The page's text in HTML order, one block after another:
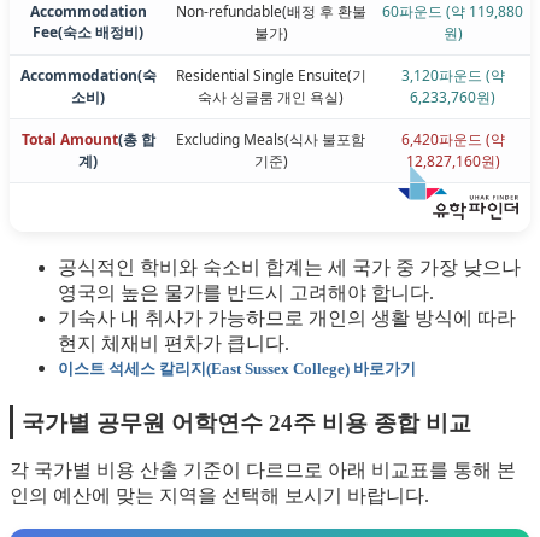
Accommodation
Fee(숙소 배정비)
Non-refundable(배정 후 환불
불가)
60파운드 (약 119,880
원)
Accommodation(숙
소비)
Residential Single Ensuite(기
숙사 싱글룸 개인 욕실)
3,120파운드 (약
6,233,760원)
Total Amount(총 합
계)
Excluding Meals(식사 불포함
기준)
6,420파운드 (약
12,827,160원)
공식적인 학비와 숙소비 합계는 세 국가 중 가장 낮으나
영국의 높은 물가를 반드시 고려해야 합니다.
기숙사 내 취사가 가능하므로 개인의 생활 방식에 따라
현지 체재비 편차가 큽니다.
이스트 석세스 칼리지(East Sussex College) 바로가기
국가별 공무원 어학연수 24주 비용 종합 비교
각 국가별 비용 산출 기준이 다르므로 아래 비교표를 통해 본
인의 예산에 맞는 지역을 선택해 보시기 바랍니다.